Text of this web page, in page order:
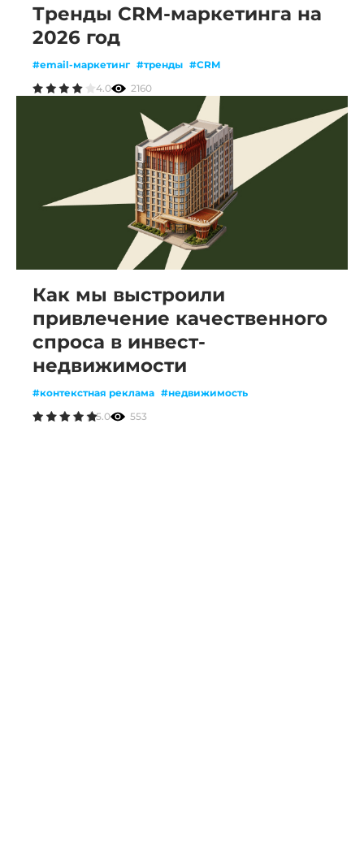
Тренды CRM-маркетинга на
2026 год
#email-маркетинг #тренды #CRM
4.0
2160
Как мы выстроили
привлечение качественного
спроса в инвест-
недвижимости
#контекстная реклама #недвижимость
5.0
553